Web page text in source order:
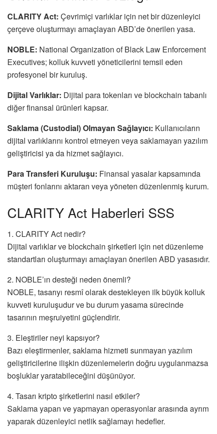
CLARITY Act: Çevrimiçi varlıklar için net bir düzenleyici
çerçeve oluşturmayı amaçlayan ABD’de önerilen yasa.
NOBLE: National Organization of Black Law Enforcement
Executives; kolluk kuvveti yöneticilerini temsil eden
profesyonel bir kuruluş.
Dijital Varlıklar: Dijital para tokenları ve blockchain tabanlı
diğer finansal ürünleri kapsar.
Saklama (Custodial) Olmayan Sağlayıcı: Kullanıcıların
dijital varlıklarını kontrol etmeyen veya saklamayan yazılım
geliştiricisi ya da hizmet sağlayıcı.
Para Transferi Kuruluşu: Finansal yasalar kapsamında
müşteri fonlarını aktaran veya yöneten düzenlenmiş kurum.
CLARITY Act Haberleri SSS
1. CLARITY Act nedir?
Dijital varlıklar ve blockchain şirketleri için net düzenleme
standartları oluşturmayı amaçlayan önerilen ABD yasasıdır.
2. NOBLE’ın desteği neden önemli?
NOBLE, tasarıyı resmî olarak destekleyen ilk büyük kolluk
kuvveti kuruluşudur ve bu durum yasama sürecinde
tasarının meşruiyetini güçlendirir.
3. Eleştiriler neyi kapsıyor?
Bazı eleştirmenler, saklama hizmeti sunmayan yazılım
geliştiricilerine ilişkin düzenlemelerin doğru uygulanmazsa
boşluklar yaratabileceğini düşünüyor.
4. Tasarı kripto şirketlerini nasıl etkiler?
Saklama yapan ve yapmayan operasyonlar arasında ayrım
yaparak düzenleyici netlik sağlamayı hedefler.